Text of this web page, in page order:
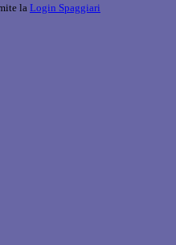
la Login Spaggiari